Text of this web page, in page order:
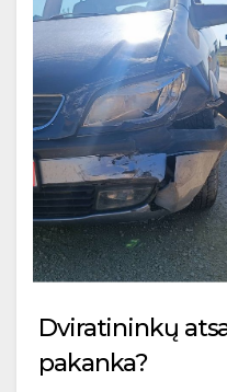
Dviratininkų
pakanka?